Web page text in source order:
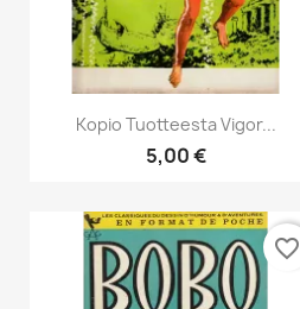
Pikakatselu
Kopio Tuotteesta Vigor...
5,00 €
favorite_border